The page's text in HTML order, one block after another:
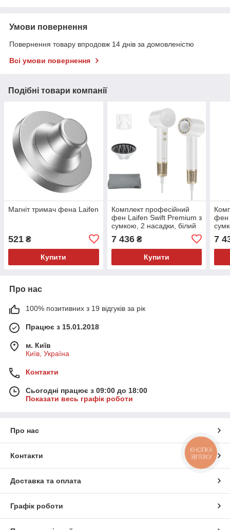
Умови повернення
Повернення товару впродовж 14 днів за домовленістю
Всі умови повернення
Подібні товари компанії
Магніт тримач фена Laifen
521 ₴
Купити
Комплект професійний
фен Laifen Swift Premium з
сумкою, 2 насадки, білий
7 436₴
Купити
фен
7
Про нас
100% позитивних з 19 відгуків за рік
Працює з 15.01.2018
м. Київ
Київ, Україна
Контакти
Сьогодні працює з 09:00 до 18:00
Показати весь графік роботи
Про нас
Контакти
Доставка та оплата
Графік роботи
КНОПКА
ЗВ'ЯЗКУ